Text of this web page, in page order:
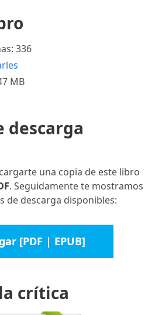
336
MB
descarga
una copia de este libro
. Seguidamente te mostramos
de descarga disponibles:
[PDF | EPUB]
crítica